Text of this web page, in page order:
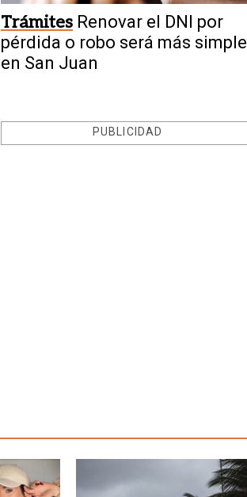
Trámites Renovar el DNI por
pérdida o robo será más simple
en San Juan
PUBLICIDAD